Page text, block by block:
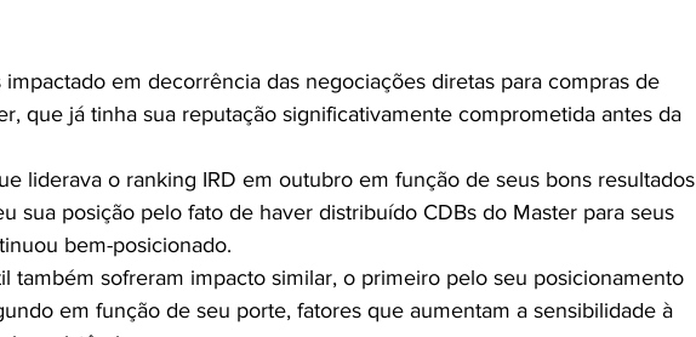
impactado em decorrência das negociações diretas para compras de
que já tinha sua reputação significativamente comprometida antes da
liderava o ranking IRD em outubro em função de seus bons resultados
sua posição pelo fato de haver distribuído CDBs do Master para seus
bem-posicionado.
também sofreram impacto similar, o primeiro pelo seu posicionamento
em função de seu porte, fatores que aumentam a sensibilidade à